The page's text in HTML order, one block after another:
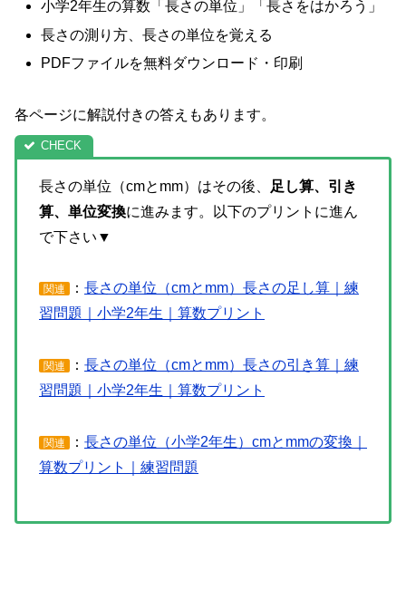
小学2年生の算数「長さの単位」「長さをはかろう」
長さの測り方、長さの単位を覚える
PDFファイルを無料ダウンロード・印刷
各ページに解説付きの答えもあります。
長さの単位（cmとmm）はその後、
足し算、引き
算、単位変換に進みます。以下のプリントに進ん
で下さい▼
関連 ： 長さの単位（cmとmm）長さの足し算｜練
習問題｜小学2年生｜算数プリント
関連 ： 長さの単位（cmとmm）長さの引き算｜練
習問題｜小学2年生｜算数プリント
関連 ： 長さの単位（小学2年生）cmとmmの変換｜
算数プリント｜練習問題